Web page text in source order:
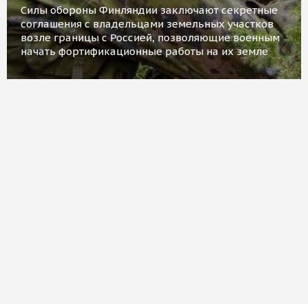
Силы обороны Финляндии заключают секретные
соглашения с владельцами земельных участков
возле границы с Россией, позволяющие военным
начать фортификационные работы на их земле